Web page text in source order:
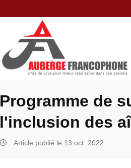
Programme de
l'inclusion des
Article publié le 13 oct. 2022